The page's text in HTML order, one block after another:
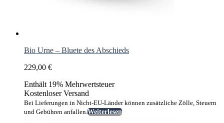
Bio Urne – Bluete des Abschieds
229,00 €
Enthält 19% Mehrwertsteuer
Kostenloser Versand
Bei Lieferungen in Nicht-EU-Länder können zusätzliche Zölle, Steuern
und Gebühren anfallen.Weiterlesen